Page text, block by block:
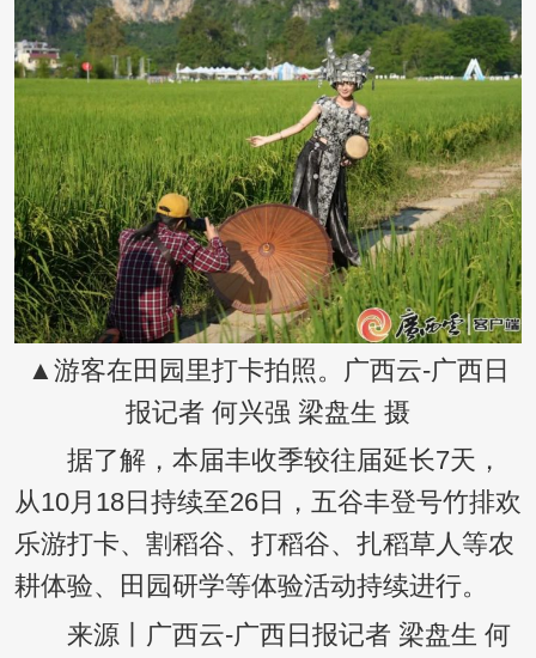
▲游客在田园里打卡拍照。广西云-广西日
报记者 何兴强 梁盘生 摄
据了解，本届丰收季较往届延长7天，
从10月18日持续至26日，五谷丰登号竹排欢
乐游打卡、割稻谷、打稻谷、扎稻草人等农
耕体验、田园研学等体验活动持续进行。
来源丨广西云-广西日报记者 梁盘生 何